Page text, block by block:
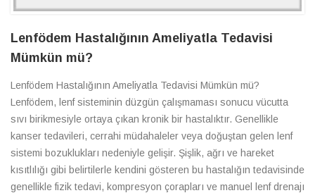
Lenfödem Hastalığının Ameliyatla Tedavisi
Mümkün mü?
Lenfödem Hastalığının Ameliyatla Tedavisi Mümkün mü?
Lenfödem, lenf sisteminin düzgün çalışmaması sonucu vücutta
sıvı birikmesiyle ortaya çıkan kronik bir hastalıktır. Genellikle
kanser tedavileri, cerrahi müdahaleler veya doğuştan gelen lenf
sistemi bozuklukları nedeniyle gelişir. Şişlik, ağrı ve hareket
kısıtlılığı gibi belirtilerle kendini gösteren bu hastalığın tedavisinde
genellikle fizik tedavi, kompresyon çorapları ve manuel lenf drenajı